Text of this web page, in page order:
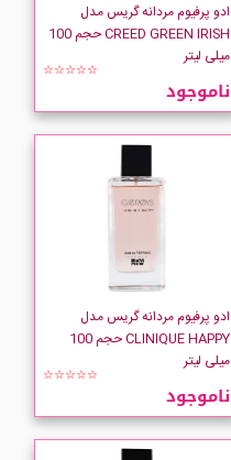
ادو پرفیوم مردانه گریس مدل
CREED GREEN IRISH حجم 100
میلی لیتر
☆☆☆☆☆
ناموجود
ادو پرفیوم مردانه گریس مدل
CLINIQUE HAPPY حجم 100
میلی لیتر
☆☆☆☆☆
ناموجود